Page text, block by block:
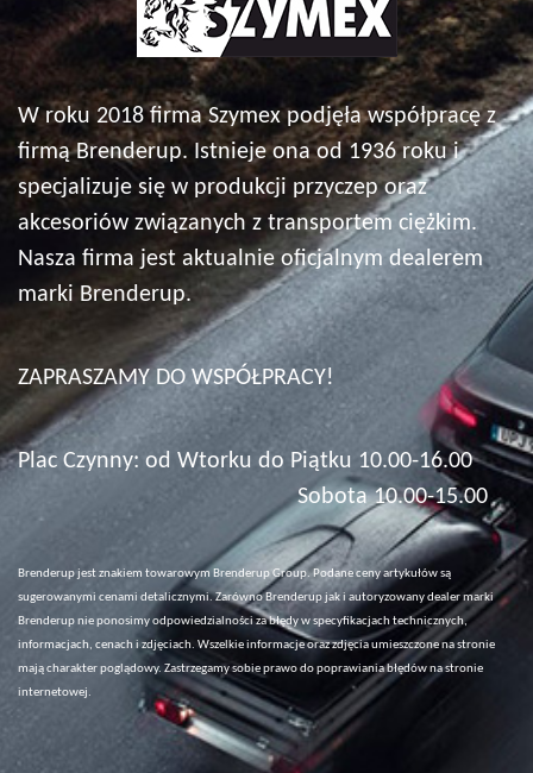
W roku 2018 firma Szymex podjęła współpracę z
firmą Brenderup. Istnieje ona od 1936 roku i
specjalizuje się w produkcji przyczep oraz
akcesoriów związanych z transportem ciężkim.
Nasza firma jest aktualnie oficjalnym dealerem
marki Brenderup.
ZAPRASZAMY DO WSPÓŁPRACY!
Plac Czynny: od Wtorku do Piątku 10.00-16.00
Sobota 10.00-15.00
Brenderup jest znakiem towarowym Brenderup Group. Podane ceny artykułów są
sugerowanymi cenami detalicznymi. Zarówno Brenderup jak i autoryzowany dealer marki
Brenderup nie ponosimy odpowiedzialności za błędy w specyfikacjach technicznych,
informacjach, cenach i zdjęciach. Wszelkie informacje oraz zdjęcia umieszczone na stronie
mają charakter poglądowy. Zastrzegamy sobie prawo do poprawiania błędów na stronie
internetowej.